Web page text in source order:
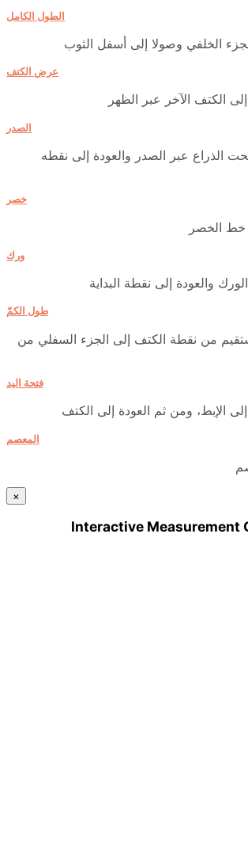
الطول الكامل
عرض الكتف
الصدر
الذراع عبر الصدر والعودة إلى نقطه
خصر
ورك
طول الكمّ
من نقطة الكتف إلى الجزء السفلي من
فتحة اليد
المعصم
×
Interactive Measurement